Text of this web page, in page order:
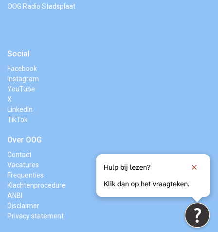
OOG Radio Stadsplaat
Social
Facebook
Instagram
YouTube
X
LinkedIn
TikTok
Over OOG
Contact
Vacatures
Frequenties
Klachtenprocedure
ANBI
Disclaimer
Privacy statement
Hulp bij lezen?
Klik dan op het vraagteken.